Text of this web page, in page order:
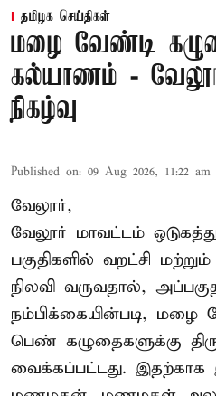
தமிழக செய்திகள்
மழை வேண்டி
கல்யாணம் -
நிகழ்வு
Published on: 09 Aug 2026, 11:22 am
வேலூர்,
வேலூர் மாவட்டம்
பகுதிகளில் வறட்சி
நிலவி வருவதால்,
நம்பிக்கையின்படி,
பெண் கழுதைகளுக்கு
வைக்கப்பட்டது. இதற்காக